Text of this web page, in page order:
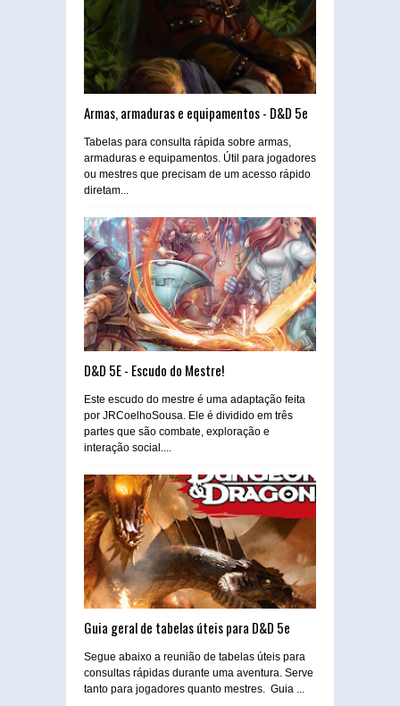
Armas, armaduras e equipamentos - D&D 5e
Tabelas para consulta rápida sobre armas,
armaduras e equipamentos. Útil para jogadores
ou mestres que precisam de um acesso rápido
diretam...
D&D 5E - Escudo do Mestre!
Este escudo do mestre é uma adaptação feita
por JRCoelhoSousa. Ele é dividido em três
partes que são combate, exploração e
interação social....
Guia geral de tabelas úteis para D&D 5e
Segue abaixo a reunião de tabelas úteis para
consultas rápidas durante uma aventura. Serve
tanto para jogadores quanto mestres. Guia ...